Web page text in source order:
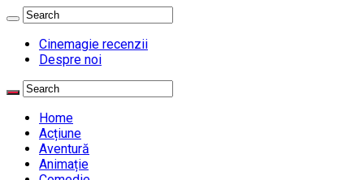
Cinemagie recenzii
Despre noi
Home
Acțiune
Aventură
Animație